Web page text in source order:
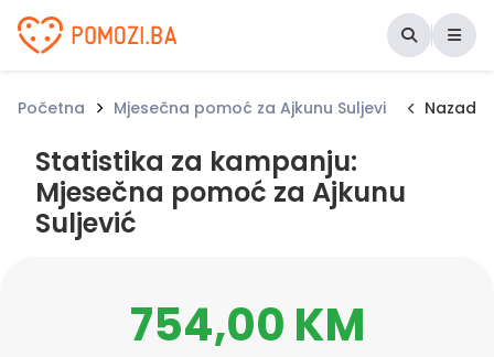
Udruženje Pomozi.ba
Početna Mjesečna pomoć za Ajkunu Suljević Nazad
Statistika za kampanju:
Mjesečna pomoć za Ajkunu
Suljević
754,00 KM